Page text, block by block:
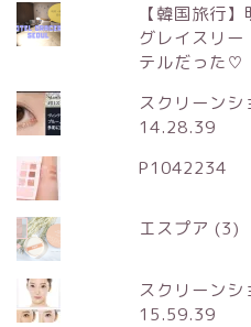
【韓国旅行
グレイスリー
テルだった♡
スクリーン
14.28.39
P1042234
エスプア (3)
スクリーン
15.59.39